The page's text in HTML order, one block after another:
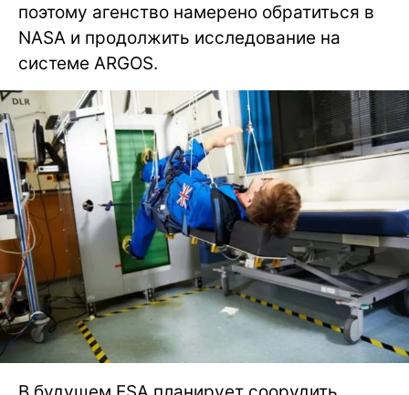
поэтому агенство намерено обратиться в
NASA и продолжить исследование на
системе ARGOS.